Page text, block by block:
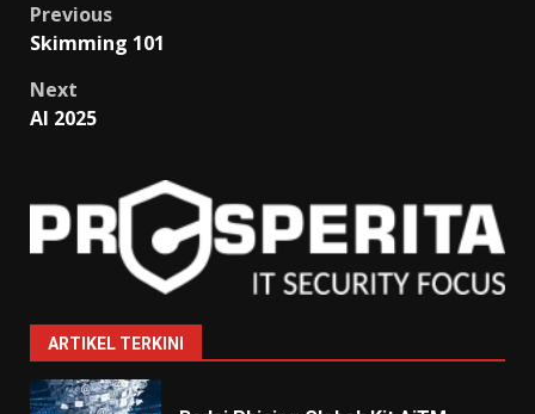
Post
navigation
Previous
Skimming 101
Next
AI 2025
ARTIKEL TERKINI